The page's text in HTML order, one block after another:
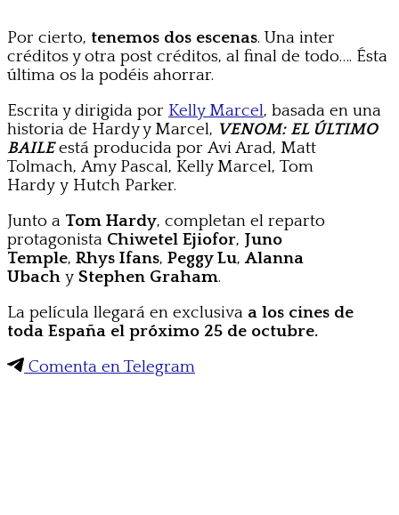
Por cierto, tenemos dos escenas. Una inter
créditos y otra post créditos, al final de todo…. Ésta
última os la podéis ahorrar.
Escrita y dirigida por Kelly Marcel, basada en una
historia de Hardy y Marcel, VENOM: EL ÚLTIMO
BAILEestá producida por Avi Arad, Matt
Tolmach, Amy Pascal, Kelly Marcel, Tom
Hardy y Hutch Parker.
Junto a Tom Hardy, completan el reparto
protagonista Chiwetel Ejiofor, Juno
Temple, Rhys Ifans, Peggy Lu, Alanna
Ubach y Stephen Graham.
La película llegará en exclusiva a los cines de
toda España el próximo 25 de octubre.
Comenta en Telegram